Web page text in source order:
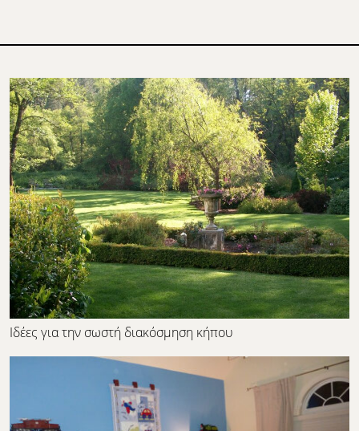
Ιδέες για την σωστή διακόσμηση κήπου